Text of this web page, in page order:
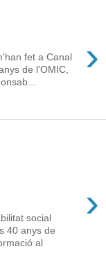
›
fet a Canal
de l'OMIC,
›
social
40 anys de
al